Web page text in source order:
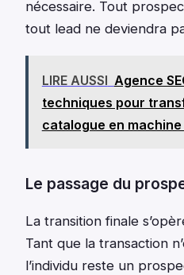
nécessaire. Tout
tout lead ne deviendra
LIRE AUSSI Agence
techniques pour
catalogue en
Le passage du
La transition finale
Tant que la transaction
l’individu reste un